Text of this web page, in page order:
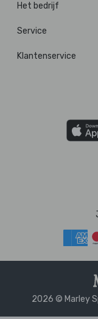
Het bedrijf
Service
Klantenservice
2026 © Marley